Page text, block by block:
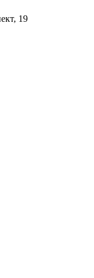
19